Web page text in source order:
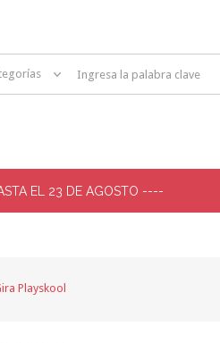
EL 23 DE AGOSTO ----
Playskool